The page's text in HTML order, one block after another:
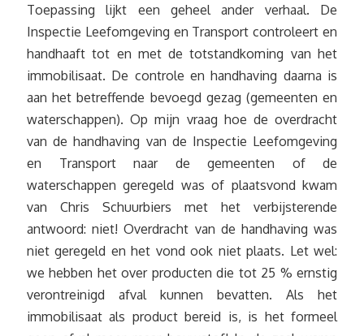
Toepassing lijkt een geheel ander verhaal. De
Inspectie Leefomgeving en Transport controleert en
handhaaft tot en met de totstandkoming van het
immobilisaat. De controle en handhaving daarna is
aan het betreffende bevoegd gezag (gemeenten en
waterschappen). Op mijn vraag hoe de overdracht
van de handhaving van de Inspectie Leefomgeving
en Transport naar de gemeenten of de
waterschappen geregeld was of plaatsvond kwam
van Chris Schuurbiers met het verbijsterende
antwoord: niet! Overdracht van de handhaving was
niet geregeld en het vond ook niet plaats. Let wel:
we hebben het over producten die tot 25 % ernstig
verontreinigd afval kunnen bevatten. Als het
immobilisaat als product bereid is, is het formeel